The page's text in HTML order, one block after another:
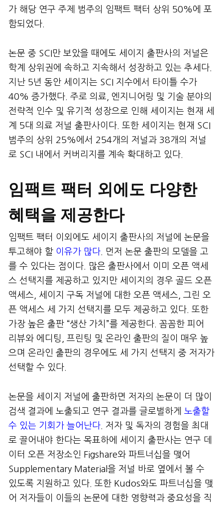
가 해당 연구 주제 범주의 임팩트 팩터 상위 50%에 포
함되었다.
논문 중 SCI만 보았을 때에도 세이지 출판사의 저널은
학계 상위권에 속하고 지속해서 성장하고 있는 추세다.
지난 5년 동안 세이지는 SCI 지수에서 타이틀 수가
40% 증가했다. 주로 의료, 엔지니어링 및 기술 분야의
전략적 인수 및 유기적 성장으로 인해 세이지는 현재 세
계 5대 의료 저널 출판사이다. 또한 세이지는 현재 SCI
범주의 상위 25%에서 254개의 저널과 38개의 저널
로 SCI 내에서 커버리지를 계속 확대하고 있다.
임팩트 팩터 외에도 다양한
혜택을 제공한다
임팩트 팩터 이외에도 세이지 출판사의 저널에 논문을
투고해야 할 이유가 많다 . 먼저 논문 출판의 모델을 고
를 수 있다는 점이다. 많은 출판사에서 이미 오픈 액세
스 선택지를 제공하고 있지만 세이지의 경우 골드 오픈
액세스, 세이지 구독 저널에 대한 오픈 액세스, 그린 오
픈 액세스 세 가지 선택지를 모두 제공하고 있다. 또한
가장 높은 출판 “생산 가치”를 제공한다. 꼼꼼한 피어
리뷰와 에디팅, 프린팅 및 온라인 출판의 질이 매우 높
으며 온라인 출판의 경우에도 세 가지 선택지 중 저자가
선택할 수 있다.
논문을 세이지 저널에 출판하면 저자의 논문이 더 많이
검색 결과에 노출되고 연구 결과를 글로벌하게 노출할
수 있는 기회가 늘어난다 . 저자 및 독자의 경험을 최대
로 끌어내야 한다는 목표하에 세이지 출판사는 연구 데
이터 오픈 저장소인 Figshare와 파트너십을 맺어
Supplementary Material을 저널 바로 옆에서 볼 수
있도록 지원하고 있다. 또한 Kudos와도 파트너십을 맺
어 저자들이 이들의 논문에 대한 영향력과 중요성을 직